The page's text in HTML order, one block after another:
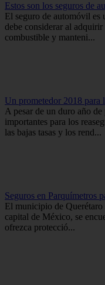
Estos son los seguros de
El seguro de automóvil es
debe considerar al
combustible y manteni...
Un prometedor 2018 para
A pesar de un duro año
importantes para los
las bajas tasas y los rend...
Seguros en Parquímetros
El municipio de
capital de México, se
ofrezca protecció...